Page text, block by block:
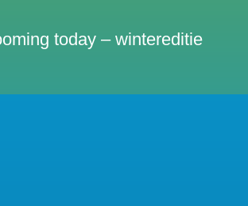
today – wintereditie